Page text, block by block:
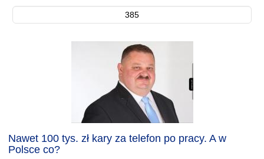
385
Nawet 100 tys. zł kary za telefon po pracy. A w
Polsce co?